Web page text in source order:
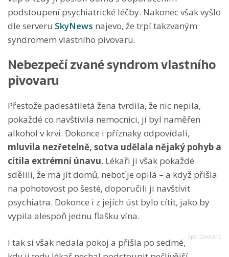
podstoupení psychiatrické léčby. Nakonec však vyšlo
dle serveru SkyNews najevo, že trpí takzvaným
syndromem vlastního pivovaru.
Nebezpečí zvané syndrom vlastního
pivovaru
Přestože padesátiletá žena tvrdila, že nic nepila,
pokaždé co navštívila nemocnici, jí byl naměřen
alkohol v krvi. Dokonce i příznaky odpovídali,
mluvila nezřetelně, sotva udělala nějaký pohyb a
cítila extrémní únavu. Lékaři ji však pokaždé
sdělili, že má jít domů, neboť je opilá – a když přišla
na pohotovost po šesté, doporučili ji navštívit
psychiatra. Dokonce i z jejích úst bylo cítit, jako by
vypila alespoň jednu flašku vína.
I tak si však nedala pokoj a přišla po sedmé,